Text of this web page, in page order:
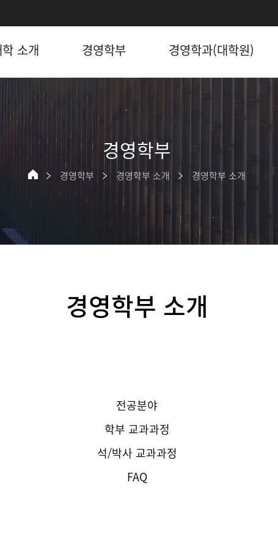
소개 경영학부 경영학과(대학원)
경영학부
경영학부 경영학부 소개 경영학부 소개
경영학부 소개
전공분야
학부 교과과정
석/박사 교과과정
FAQ